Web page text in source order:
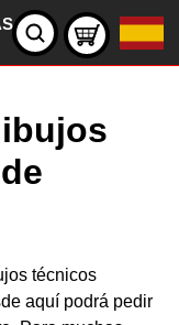
técnicos
aquí podrá pedir